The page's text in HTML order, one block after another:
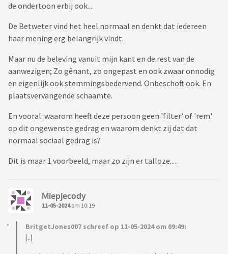
de ondertoon erbij ook....
De Betweter vind het heel normaal en denkt dat iedereen
haar mening erg belangrijk vindt.
Maar nu de beleving vanuit mijn kant en de rest van de
aanwezigen; Zo gênant, zo ongepast en ook zwaar onnodig
en eigenlijk ook stemmingsbedervend. Onbeschoft ook. En
plaatsvervangende schaamte.
En vooral: waarom heeft deze persoon geen 'filter' of 'rem'
op dit ongewenste gedrag en waarom denkt zij dat dat
normaal sociaal gedrag is?
Dit is maar 1 voorbeeld, maar zo zijn er talloze.....
Miepjecody
11-05-2024om 10:19
BritgetJones007 schreef op 11-05-2024 om 09:49:
[..]